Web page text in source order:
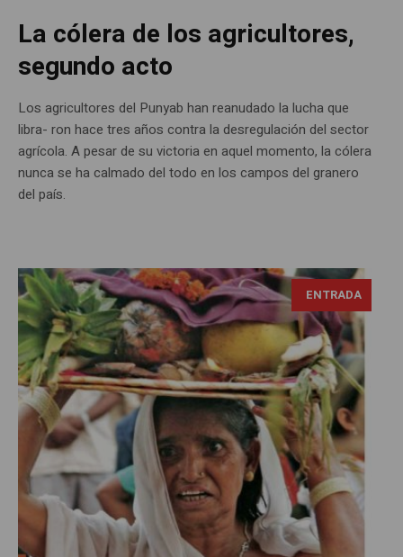
La cólera de los agricultores,
segundo acto
Los agricultores del Punyab han reanudado la lucha que
libra- ron hace tres años contra la desregulación del sector
agrícola. A pesar de su victoria en aquel momento, la cólera
nunca se ha calmado del todo en los campos del granero
del país.
ENTRADA